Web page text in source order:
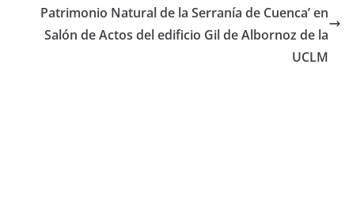
Patrimonio Natural de la Serranía de Cuenca’ en
Salón de Actos del edificio Gil de Albornoz de la
UCLM